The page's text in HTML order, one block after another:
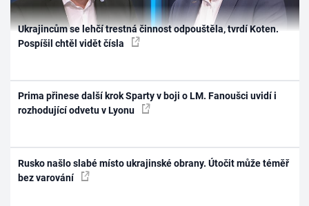
Ukrajincům se lehčí trestná činnost odpouštěla, tvrdí Koten.
Pospíšil chtěl vidět čísla
Prima přinese další krok Sparty v boji o LM. Fanoušci uvidí i
rozhodující odvetu v Lyonu
Rusko našlo slabé místo ukrajinské obrany. Útočit může téměř
bez varování